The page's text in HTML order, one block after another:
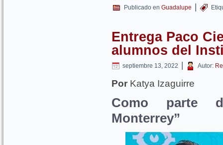
Publicado en Guadalupe |
Entrega Paco
alumnos del
septiembre 13, 2022 | Autor:
Por Katya Izaguirre
Como parte
Monterrey”